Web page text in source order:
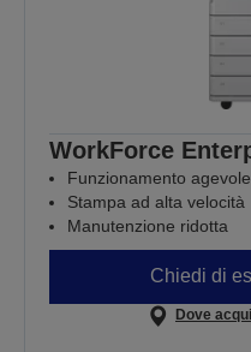
WorkForce
Funzionamento agevole
Stampa ad alta velocità
Manutenzione ridotta
Chiedi di
Dove